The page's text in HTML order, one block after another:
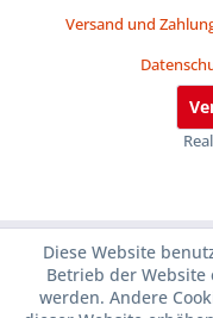
Versand und
Diese Website
Betrieb der
werden. Andere